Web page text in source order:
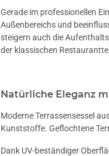
Gerade im professionellen
Außenbereichs und
steigern auch die
der klassischen
Natürliche Eleganz
Moderne Terrassensessel
Kunststoffe. Geflochtene
Dank UV-beständiger